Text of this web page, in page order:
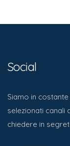
Social
Siamo in
selezionati canali
chiedere in